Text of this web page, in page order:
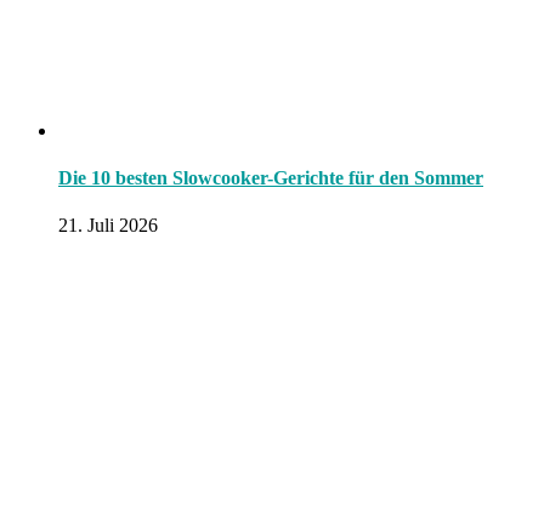
Die 10 besten Slowcooker-Gerichte für den Sommer
21. Juli 2026